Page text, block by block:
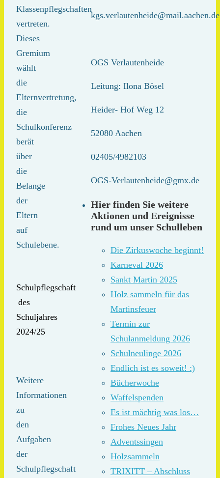
Klassenpflegschaften
vertreten.
Dieses
Gremium
wählt
die
Elternvertretung,
die
Schulkonferenz
berät
über
die
Belange
der
Eltern
auf
Schulebene.
Schulpflegschaft
des
Schuljahres
2024/25
Weitere
Informationen
zu
den
Aufgaben
der
Schulpflegschaft
kgs.verlautenheide@mail.aachen.de
OGS Verlautenheide
Leitung: Ilona Bösel
Heider- Hof Weg 12
52080 Aachen
02405/4982103
OGS-Verlautenheide@gmx.de
Hier finden Sie weitere
Aktionen und Ereignisse
rund um unser Schulleben
Die Zirkuswoche beginnt!
Karneval 2026
Sankt Martin 2025
Holz sammeln für das
Martinsfeuer
Termin zur
Schulanmeldung 2026
Schulneulinge 2026
Endlich ist es soweit! :)
Bücherwoche
Waffelspenden
Es ist mächtig was los…
Frohes Neues Jahr
Adventssingen
Holzsammeln
TRIXITT – Abschluss